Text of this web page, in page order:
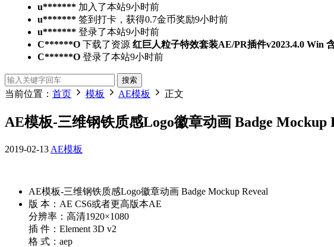
u******* 加入了本站9小时前
u******* 签到打卡，获得0.7金币奖励9小时前
u******* 登录了本站9小时前
C******O 下载了资源 红巨人粒子特效套装AE/PR插件v2023.4.0 Win
C******O 登录了本站9小时前
搜索
当前位置： 首页 模板 AE模板 正文
AE模板-三维钢铁质感Logo徽章动画 Badge Mockup
2019-02-13 AE模板
AE模板-三维钢铁质感Logo徽章动画 Badge Mockup Reveal
版 本：AE CS6或者更高版本AE
分辨率：高清1920×1080
插 件：Element 3D v2
格 式：aep